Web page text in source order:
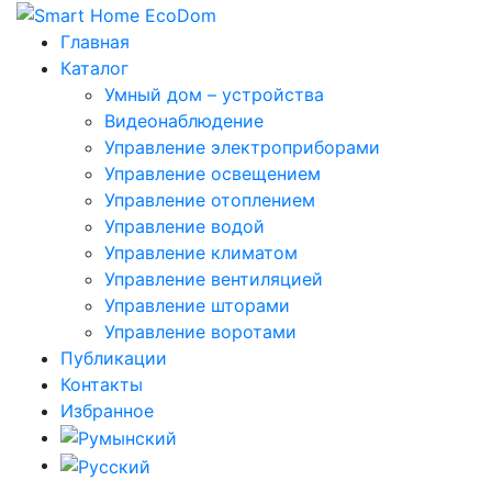
Главная
Каталог
Умный дом – устройства
Видеонаблюдение
Управление электроприборами
Управление освещением
Управление отоплением
Управление водой
Управление климатом
Управление вентиляцией
Управление шторами
Управление воротами
Публикации
Контакты
Избранное